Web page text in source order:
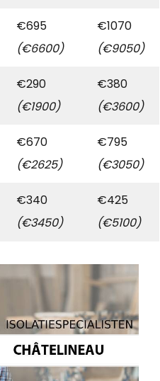
€695
(€6600)
€1070
(€9050)
€290
(€1900)
€380
(€3600)
€670
(€2625)
€795
(€3050)
€340
(€3450)
€425
(€5100)